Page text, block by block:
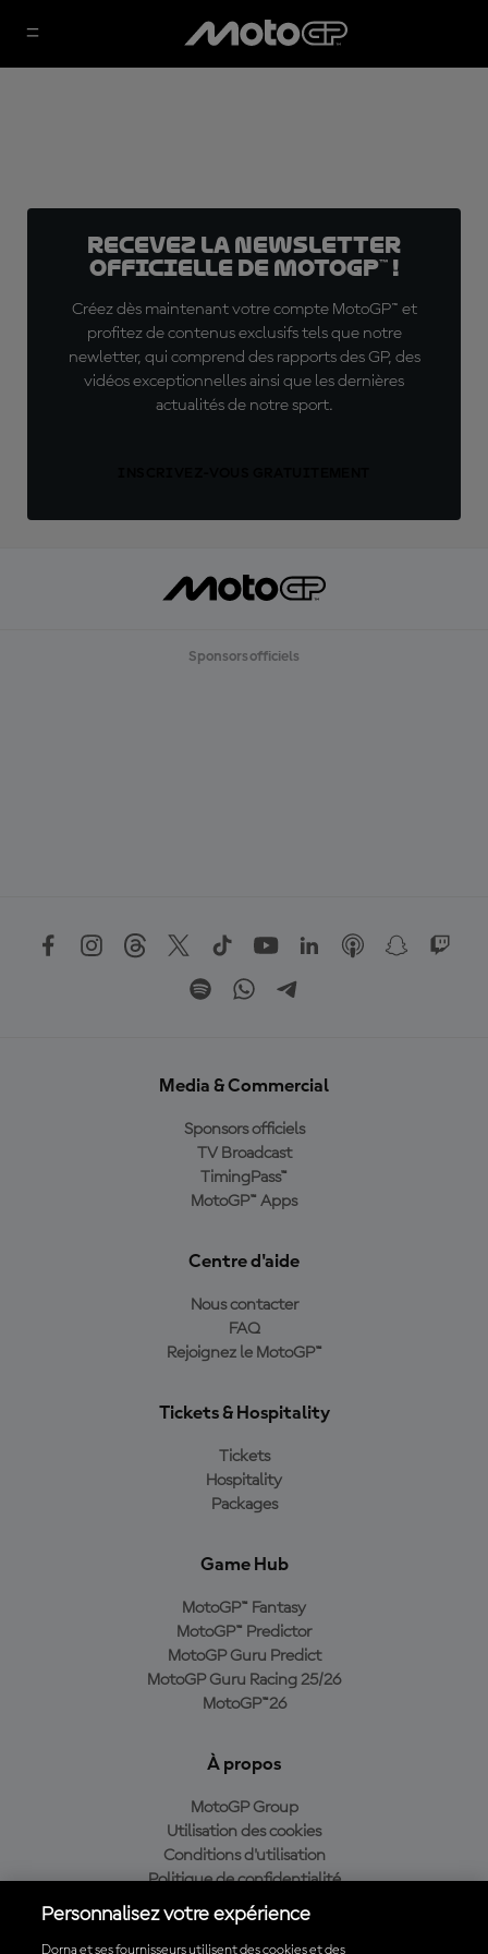
Recevez la Newsletter
officielle de MotoGP™ !
Créez dès maintenant votre compte MotoGP™ et
profitez de contenus exclusifs tels que notre
newletter, qui comprend des rapports des GP, des
vidéos exceptionnelles ainsi que les dernières
actualités de notre sport.
Sponsors officiels
Media & Commercial
Sponsors officiels
TV Broadcast
TimingPass™
MotoGP™ Apps
Centre d'aide
Nous contacter
FAQ
Rejoignez le MotoGP™
Tickets & Hospitality
Tickets
Hospitality
Packages
Game Hub
MotoGP™ Fantasy
MotoGP™ Predictor
MotoGP Guru Predict
MotoGP Guru Racing 25/26
MotoGP™26
À propos
MotoGP Group
Utilisation des cookies
Conditions d'utilisation
Politique de confidentialité
Politique d’achat
Personnalisez votre expérience
Dorna et ses fournisseurs utilisent des cookies et des